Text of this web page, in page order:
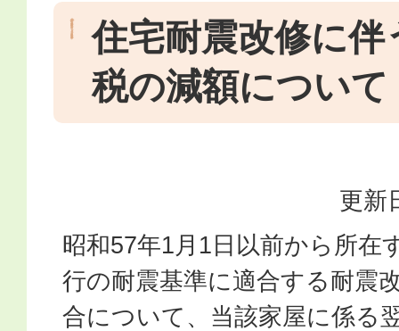
住宅耐震改修に伴
税の減額について
更新
昭和57年1月1日以前から所在
行の耐震基準に適合する耐震
合について、当該家屋に係る